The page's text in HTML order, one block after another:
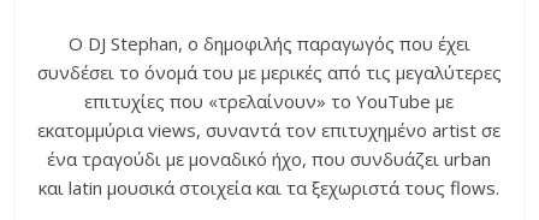
Ο DJ Stephan, ο δημοφιλής παραγωγός που έχει
συνδέσει το όνομά του με μερικές από τις μεγαλύτερες
επιτυχίες που «τρελαίνουν» το YouTube με
εκατομμύρια views, συναντά τον επιτυχημένο artist σε
ένα τραγούδι με μοναδικό ήχο, που συνδυάζει urban
και latin μουσικά στοιχεία και τα ξεχωριστά τους flows.